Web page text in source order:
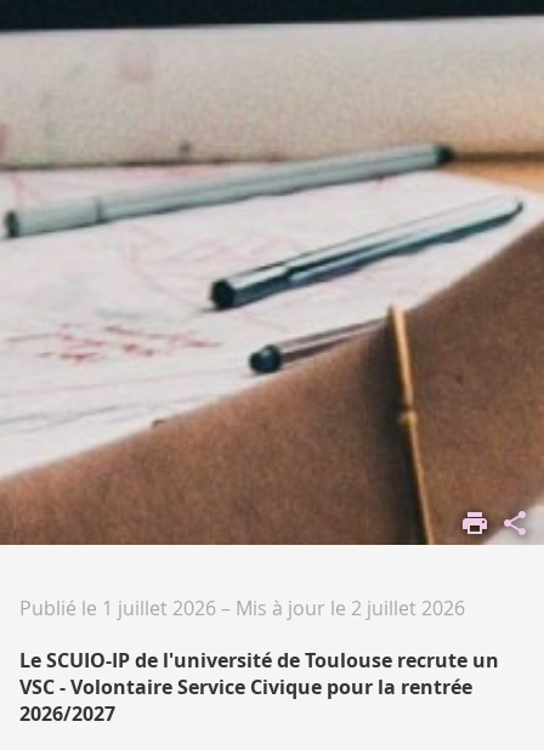
ACCUEIL
S'ORIENTER,
Publié le 1 juillet 2026– Mis à jour le 2 juillet 2026
Le SCUIO-IP de l'université de Toulouse recrute un
VSC - Volontaire Service Civique pour la rentrée
2026/2027